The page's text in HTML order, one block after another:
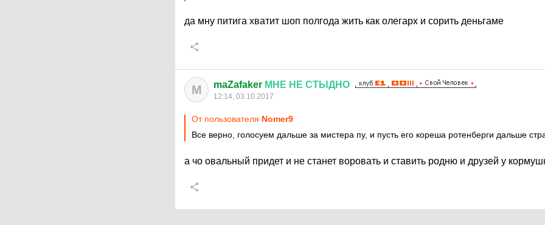
да мну питига хватит шоп полгода жить как олегарх и сорить деньгаме
M maZafaker МНЕ НЕ СТЫДНО
12:14, 03.10.2017
От пользователя Nomer9
Все верно, голосуем дальше за мистера пу, и пусть его кореша ротенберги дальше
а чо овальный придет и не станет воровать и ставить родню и друзей у